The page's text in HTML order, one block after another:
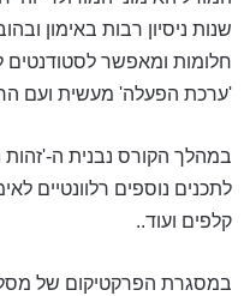
שנות ניסיון רבות באימון
חלומות ומאפשר
'ערכת הפעלה' מעשית ועם
במהלך הקורס נבנית ה-'זהות
לתכנים נוספים רלוונטיים
קלפים ועוד..
במסגרת הפרקטיקום של